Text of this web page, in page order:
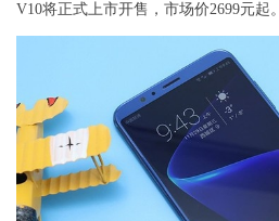
V10将正式上市开售，市场价2699元起。